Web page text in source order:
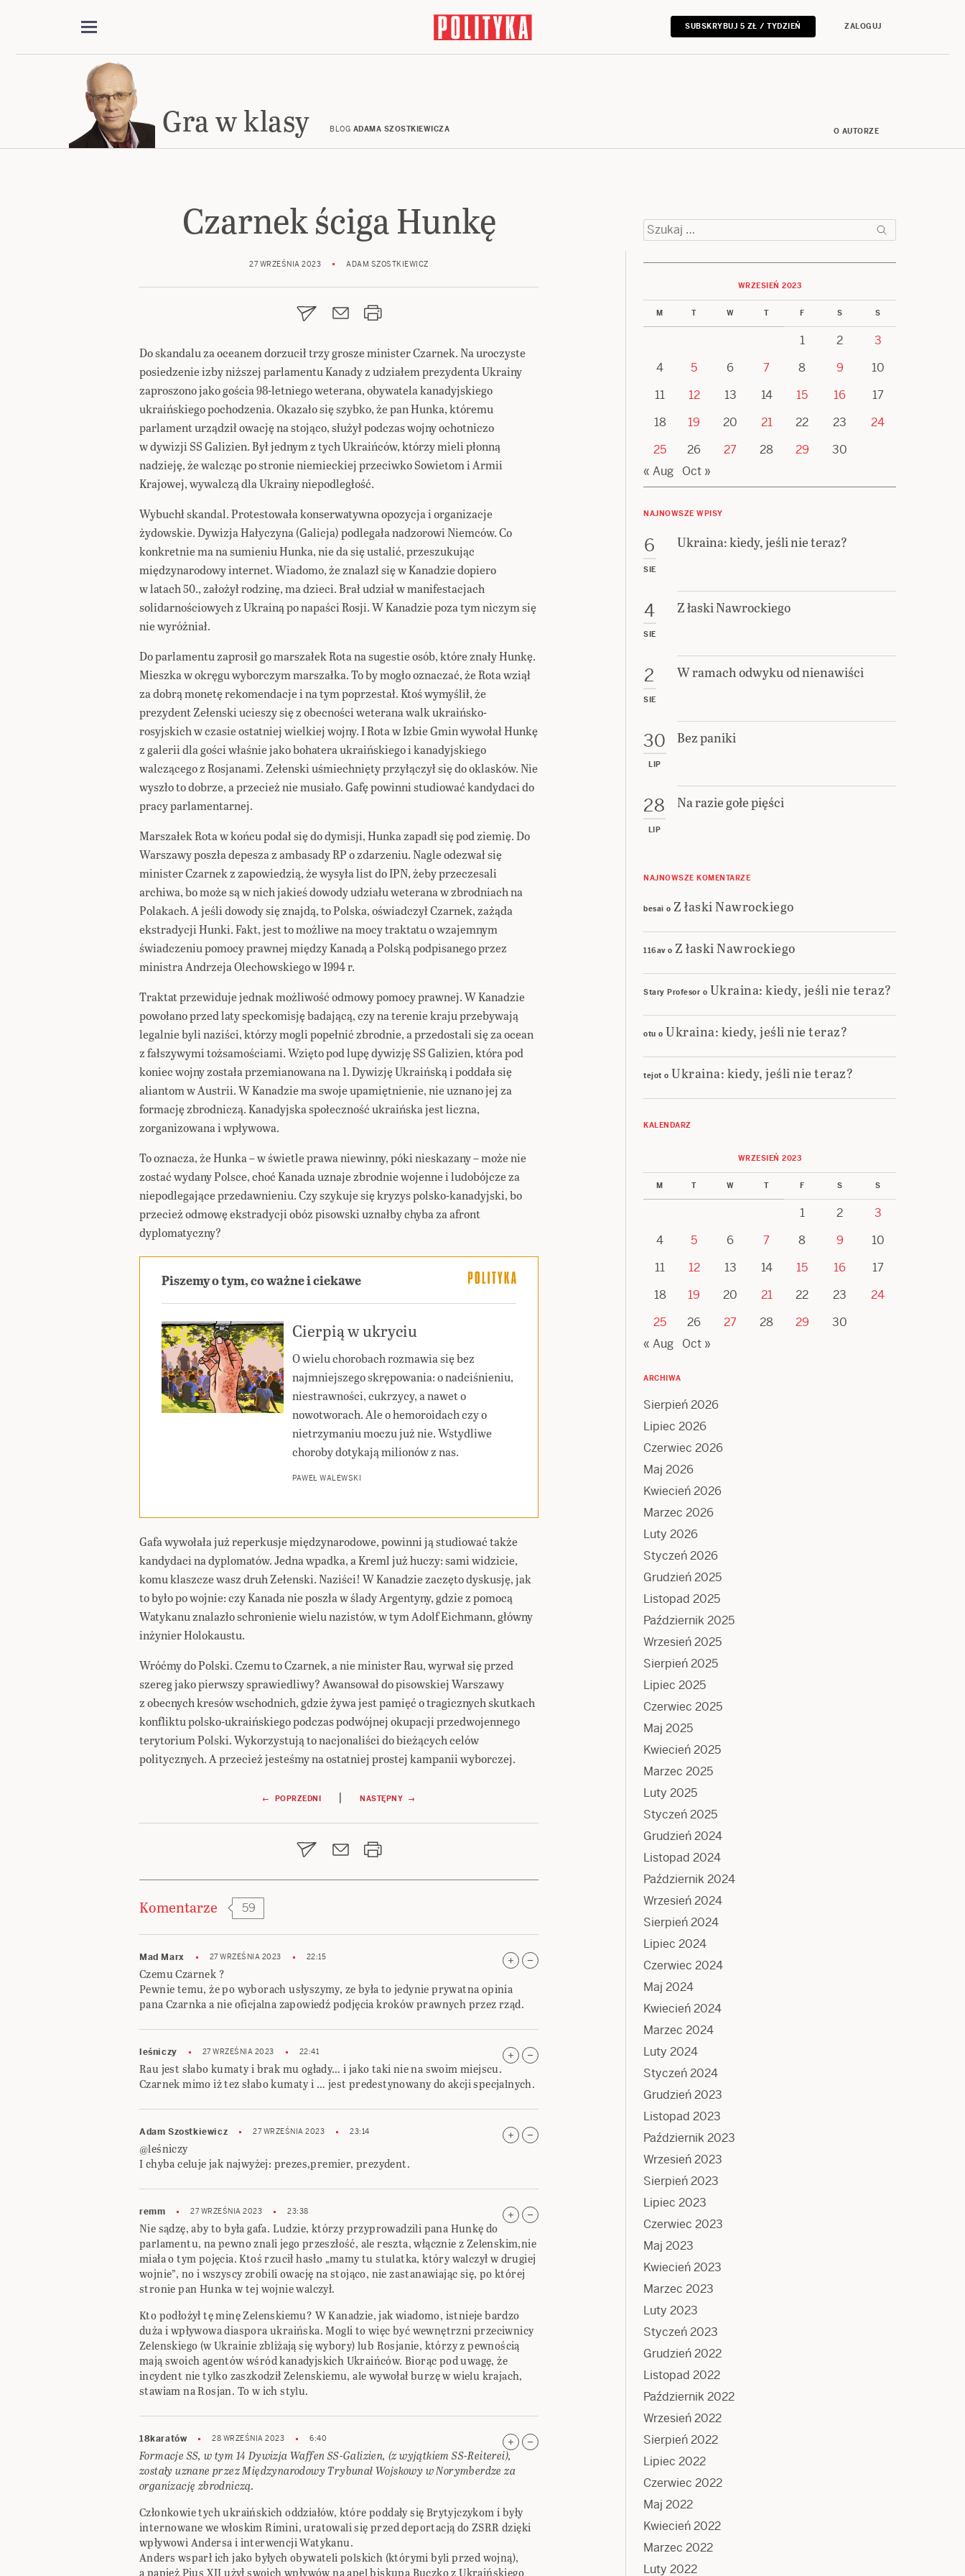
SUBSKRYBUJ 5 ZŁ / TYDZIEŃ ZALOGUJ
Gra w klasy BLOG ADAMA SZOSTKIEWICZA O AUTORZE
Czarnek ściga Hunkę
27 WRZEŚNIA 2023 ADAM SZOSTKIEWICZ
Do skandalu za oceanem dorzucił trzy grosze minister Czarnek. Na uroczyste
posiedzenie izby niższej parlamentu Kanady z udziałem prezydenta Ukrainy
zaproszono jako gościa 98-letniego weterana, obywatela kanadyjskiego
ukraińskiego pochodzenia. Okazało się szybko, że pan Hunka, któremu
parlament urządził owację na stojąco, służył podczas wojny ochotniczo
w dywizji SS Galizien. Był jednym z tych Ukraińców, którzy mieli płonną
nadzieję, że walcząc po stronie niemieckiej przeciwko Sowietom i Armii
Krajowej, wywalczą dla Ukrainy niepodległość.
Wybuchł skandal. Protestowała konserwatywna opozycja i organizacje
żydowskie. Dywizja Hałyczyna (Galicja) podlegała nadzorowi Niemców. Co
konkretnie ma na sumieniu Hunka, nie da się ustalić, przeszukując
międzynarodowy internet. Wiadomo, że znalazł się w Kanadzie dopiero
w latach 50., założył rodzinę, ma dzieci. Brał udział w manifestacjach
solidarnościowych z Ukrainą po napaści Rosji. W Kanadzie poza tym niczym się
nie wyróżniał.
Do parlamentu zaprosił go marszałek Rota na sugestie osób, które znały Hunkę.
Mieszka w okręgu wyborczym marszałka. To by mogło oznaczać, że Rota wziął
za dobrą monetę rekomendacje i na tym poprzestał. Ktoś wymyślił, że
prezydent Zełenski ucieszy się z obecności weterana walk ukraińsko-
rosyjskich w czasie ostatniej wielkiej wojny. I Rota w Izbie Gmin wywołał Hunkę
z galerii dla gości właśnie jako bohatera ukraińskiego i kanadyjskiego
walczącego z Rosjanami. Zełenski uśmiechnięty przyłączył się do oklasków. Nie
wyszło to dobrze, a przecież nie musiało. Gafę powinni studiować kandydaci do
pracy parlamentarnej.
Marszałek Rota w końcu podał się do dymisji, Hunka zapadł się pod ziemię. Do
Warszawy poszła depesza z ambasady RP o zdarzeniu. Nagle odezwał się
minister Czarnek z zapowiedzią, że wysyła list do IPN, żeby przeczesali
archiwa, bo może są w nich jakieś dowody udziału weterana w zbrodniach na
Polakach. A jeśli dowody się znajdą, to Polska, oświadczył Czarnek, zażąda
ekstradycji Hunki. Fakt, jest to możliwe na mocy traktatu o wzajemnym
świadczeniu pomocy prawnej między Kanadą a Polską podpisanego przez
ministra Andrzeja Olechowskiego w 1994 r.
Traktat przewiduje jednak możliwość odmowy pomocy prawnej. W Kanadzie
powołano przed laty speckomisję badającą, czy na terenie kraju przebywają
legalnie byli naziści, którzy mogli popełnić zbrodnie, a przedostali się za ocean
z fałszywymi tożsamościami. Wzięto pod lupę dywizję SS Galizien, która pod
koniec wojny została przemianowana na 1. Dywizję Ukraińską i poddała się
aliantom w Austrii. W Kanadzie ma swoje upamiętnienie, nie uznano jej za
formację zbrodniczą. Kanadyjska społeczność ukraińska jest liczna,
zorganizowana i wpływowa.
To oznacza, że Hunka – w świetle prawa niewinny, póki nieskazany – może nie
zostać wydany Polsce, choć Kanada uznaje zbrodnie wojenne i ludobójcze za
niepodlegające przedawnieniu. Czy szykuje się kryzys polsko-kanadyjski, bo
przecież odmowę ekstradycji obóz pisowski uznałby chyba za afront
dyplomatyczny?
Piszemy o tym, co ważne i ciekawe
Cierpią w ukryciu
O wielu chorobach rozmawia się bez
najmniejszego skrępowania: o nadciśnieniu,
niestrawności, cukrzycy, a nawet o
nowotworach. Ale o hemoroidach czy o
nietrzymaniu moczu już nie. Wstydliwe
choroby dotykają milionów z nas.
PAWEŁ WALEWSKI
Gafa wywołała już reperkusje międzynarodowe, powinni ją studiować także
kandydaci na dyplomatów. Jedna wpadka, a Kreml już huczy: sami widzicie,
komu klaszcze wasz druh Zełenski. Naziści! W Kanadzie zaczęto dyskusję, jak
to było po wojnie: czy Kanada nie poszła w ślady Argentyny, gdzie z pomocą
Watykanu znalazło schronienie wielu nazistów, w tym Adolf Eichmann, główny
inżynier Holokaustu.
Wróćmy do Polski. Czemu to Czarnek, a nie minister Rau, wyrwał się przed
szereg jako pierwszy sprawiedliwy? Awansował do pisowskiej Warszawy
z obecnych kresów wschodnich, gdzie żywa jest pamięć o tragicznych skutkach
konfliktu polsko-ukraińskiego podczas podwójnej okupacji przedwojennego
terytorium Polski. Wykorzystują to nacjonaliści do bieżących celów
politycznych. A przecież jesteśmy na ostatniej prostej kampanii wyborczej.
wpisu
← POPRZEDNI | NASTĘPNY →
Komentarze 59
Mad Marx 27 WRZEŚNIA 2023 22:15
Czemu Czarnek ?
Pewnie temu, że po wyborach usłyszymy, ze była to jedynie prywatna opinia
pana Czarnka a nie oficjalna zapowiedź podjęcia kroków prawnych przez rząd.
leśniczy 27 WRZEŚNIA 2023 22:41
Rau jest słabo kumaty i brak mu ogłady… i jako taki nie na swoim miejscu.
Czarnek mimo iż tez słabo kumaty i … jest predestynowany do akcji specjalnych.
Adam Szostkiewicz 27 WRZEŚNIA 2023 23:14
@leśniczy
I chyba celuje jak najwyżej: prezes,premier, prezydent.
remm 27 WRZEŚNIA 2023 23:38
Nie sądzę, aby to była gafa. Ludzie, którzy przyprowadzili pana Hunkę do
parlamentu, na pewno znali jego przeszłość, ale reszta, włącznie z Zelenskim,nie
miała o tym pojęcia. Ktoś rzucił hasło „mamy tu stulatka, który walczył w drugiej
wojnie”, no i wszyscy zrobili owację na stojąco, nie zastanawiając się, po której
stronie pan Hunka w tej wojnie walczył.
Kto podłożył tę minę Zelenskiemu? W Kanadzie, jak wiadomo, istnieje bardzo
duża i wpływowa diaspora ukraińska. Mogli to więc być wewnętrzni przeciwnicy
Zelenskiego (w Ukrainie zbliżają się wybory) lub Rosjanie, którzy z pewnością
mają swoich agentów wśród kanadyjskich Ukraińców. Biorąc pod uwagę, że
incydent nie tylko zaszkodził Zelenskiemu, ale wywołał burzę w wielu krajach,
stawiam na Rosjan. To w ich stylu.
18karatów 28 WRZEŚNIA 2023 6:40
Formacje SS, w tym 14 Dywizja Waffen SS-Galizien, (z wyjątkiem SS-Reiterei),
zostały uznane przez Międzynarodowy Trybunał Wojskowy w Norymberdze za
organizację zbrodniczą.
Członkowie tych ukraińskich oddziałów, które poddały się Brytyjczykom i były
internowane we włoskim Rimini, uratowali się przed deportacją do ZSRR dzięki
wpływowi Andersa i interwencji Watykanu.
Anders wsparł ich jako byłych obywateli polskich (którymi byli przed wojną),
Szukaj:
WRZESIEŃ 2023
M T W T F S S
1 2
3
4
5 6 7 8 9
10
11
12 13 14 15 16
17
18
19 20 21 22 23
24
25
26 27 28 29
30
« Aug
Oct »
NAJNOWSZE WPISY
6
SIE
Ukraina: kiedy, jeśli nie teraz?
4
SIE
Z łaski Nawrockiego
2
SIE
W ramach odwyku od nienawiści
30
LIP
Bez paniki
28
LIP
Na razie gołe pięści
NAJNOWSZE KOMENTARZE
besai o Z łaski Nawrockiego
116avo Z łaski Nawrockiego
Stary Profesor o Ukraina: kiedy, jeśli nie teraz?
otu o Ukraina: kiedy, jeśli nie teraz?
tejot o Ukraina: kiedy, jeśli nie teraz?
KALENDARZ
WRZESIEŃ 2023
M T W T F S S
1 2
3
4
5 6 7 8 9
10
11
12 13 14 15 16
17
18
19 20 21 22 23
24
25
26 27 28 29
30
« Aug
Oct »
ARCHIWA
Sierpień 2026
Lipiec 2026
Czerwiec 2026
Maj 2026
Kwiecień 2026
Marzec 2026
Luty 2026
Styczeń 2026
Grudzień 2025
Listopad 2025
Październik 2025
Wrzesień 2025
Sierpień 2025
Lipiec 2025
Czerwiec 2025
Maj 2025
Kwiecień 2025
Marzec 2025
Luty 2025
Styczeń 2025
Grudzień 2024
Listopad 2024
Październik 2024
Wrzesień 2024
Sierpień 2024
Lipiec 2024
Czerwiec 2024
Maj 2024
Kwiecień 2024
Marzec 2024
Luty 2024
Styczeń 2024
Grudzień 2023
Listopad 2023
Październik 2023
Wrzesień 2023
Sierpień 2023
Lipiec 2023
Czerwiec 2023
Maj 2023
Kwiecień 2023
Marzec 2023
Luty 2023
Styczeń 2023
Grudzień 2022
Listopad 2022
Październik 2022
Wrzesień 2022
Sierpień 2022
Lipiec 2022
Czerwiec 2022
Maj 2022
Kwiecień 2022
Marzec 2022
Luty 2022